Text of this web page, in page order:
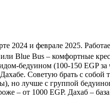
2024 и феврале 2025.
Blue Bus – комфортные
бедуином (100-150 EGP
Советую брать с собой
но лучше с группой
– от 1000 EGP. Дахаб –